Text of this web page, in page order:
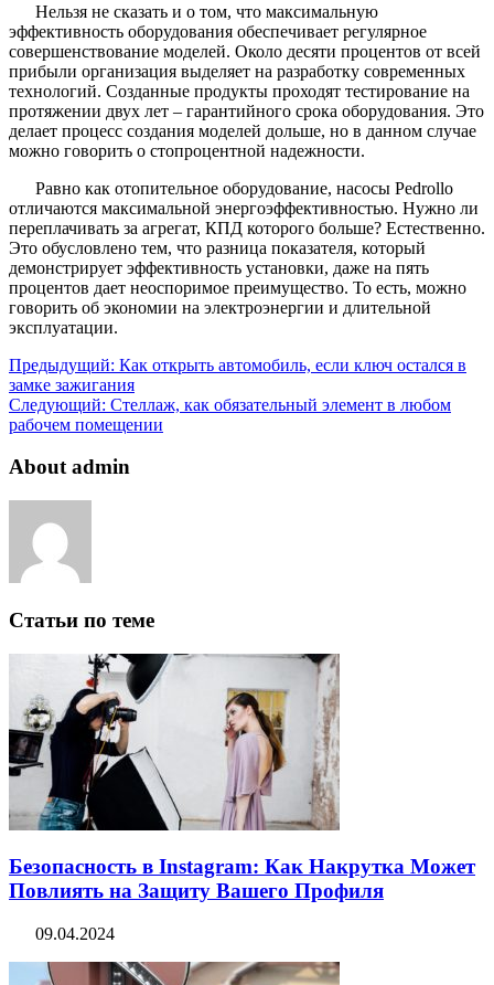
Нельзя не сказать и о том, что максимальную
эффективность оборудования обеспечивает регулярное
совершенствование моделей. Около десяти процентов от всей
прибыли организация выделяет на разработку современных
технологий. Созданные продукты проходят тестирование на
протяжении двух лет – гарантийного срока оборудования. Это
делает процесс создания моделей дольше, но в данном случае
можно говорить о стопроцентной надежности.
Равно как отопительное оборудование, насосы Pedrollo
отличаются максимальной энергоэффективностью. Нужно ли
переплачивать за агрегат, КПД которого больше? Естественно.
Это обусловлено тем, что разница показателя, который
демонстрирует эффективность установки, даже на пять
процентов дает неоспоримое преимущество. То есть, можно
говорить об экономии на электроэнергии и длительной
эксплуатации.
Предыдущий: Как открыть автомобиль, если ключ остался в
замке зажигания
Следующий: Стеллаж, как обязательный элемент в любом
рабочем помещении
About admin
Статьи по теме
Безопасность в Instagram: Как Накрутка Может
Повлиять на Защиту Вашего Профиля
09.04.2024